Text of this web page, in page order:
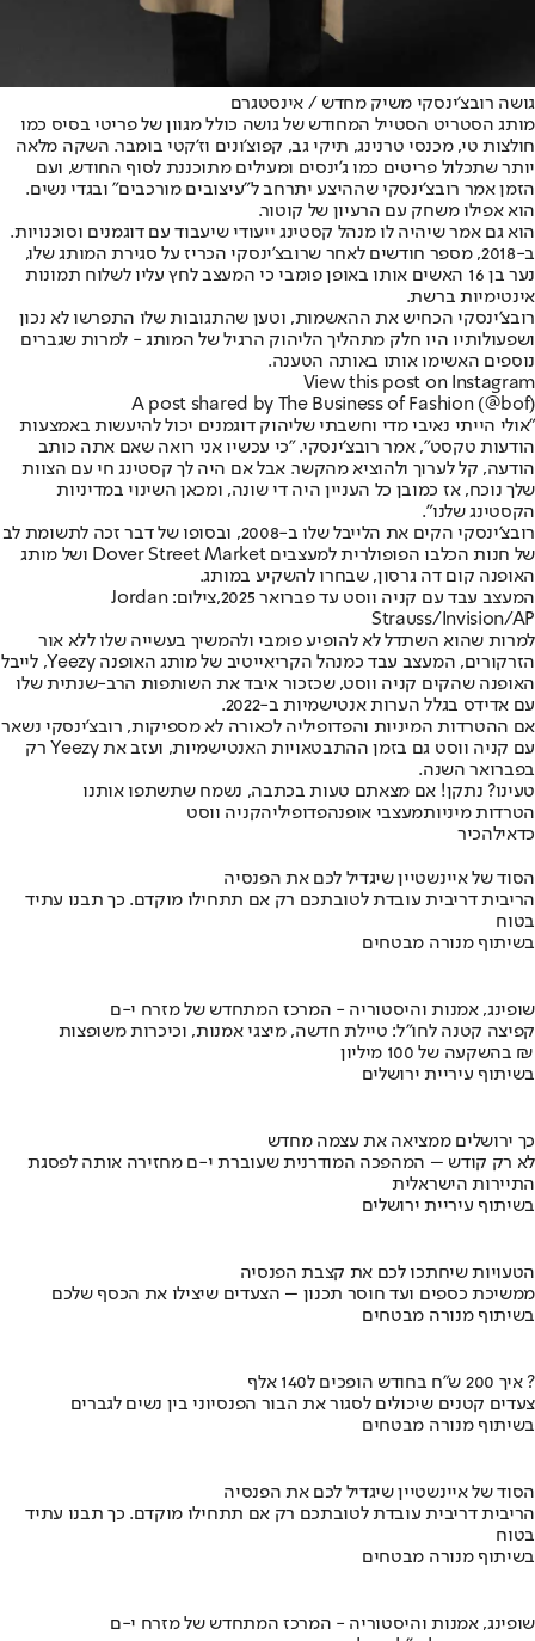
גושה רובצ'ינסקי משיק מחדש / אינסטגרם
מותג הסטריט הסטייל המחודש של גושה כולל מגוון של פריטי בסיס כמו
חולצות טי, מכנסי טרנינג, תיקי גב, קפוצ'ונים וז'קטי בומבר. השקה מלאה
יותר שתכלול פריטים כמו ג'ינסים ומעילים מתוכננת לסוף החודש, ועם
הזמן אמר רובצ'ינסקי שההיצע יתרחב ל"עיצובים מורכבים" ובגדי נשים.
הוא אפילו משחק עם הרעיון של קוטור.
הוא גם אמר שיהיה לו מנהל קסטינג ייעודי שיעבוד עם דוגמנים וסוכנויות.
ב-2018, מספר חודשים לאחר שרובצ'ינסקי הכריז על סגירת המותג שלו,
נער בן 16 האשים אותו באופן פומבי כי המעצב לחץ עליו לשלוח תמונות
אינטימיות ברשת.
רובצ'ינסקי הכחיש את ההאשמות, וטען שהתגובות שלו התפרשו לא נכון
ושפעולותיו היו חלק מתהליך הליהוק הרגיל של המותג - למרות שגברים
נוספים האשימו אותו באותה הטענה.
View this post on Instagram
A post shared by The Business of Fashion (@bof)
"אולי הייתי נאיבי מדי וחשבתי שליהוק דוגמנים יכול להיעשות באמצעות
הודעות טקסט", אמר רובצ'ינסקי. "כי עכשיו אני רואה שאם אתה כותב
הודעה, קל לערוך ולהוציא מהקשר. אבל אם היה לך קסטינג חי עם הצוות
שלך נוכח, אז כמובן כל העניין היה די שונה, ומכאן השינוי במדיניות
הקסטינג שלנו".
רובצ'ינסקי הקים את הלייבל שלו ב-2008, ובסופו של דבר זכה לתשומת לב
של חנות הכלבו הפופולרית למעצבים Dover Street Market ושל מותג
האופנה קום דה גרסון, שבחרו להשקיע במותג.
המעצב עבד עם קניה ווסט עד פברואר 2025,צילום: Jordan
Strauss/Invision/AP
למרות שהוא השתדל לא להופיע פומבי ולהמשיך בעשייה שלו ללא אור
הזרקורים, המעצב עבד כמנהל הקריאייטיב של מותג האופנה Yeezy, לייבל
האופנה שהקים קניה ווסט, שכזכור איבד את השותפות הרב-שנתית שלו
עם אדידס בגלל הערות אנטישמיות ב-2022.
אם ההטרדות המיניות והפדופיליה לכאורה לא מספיקות, רובצ'ינסקי נשאר
עם קניה ווסט גם בזמן ההתבטאויות האנטישמיות, ועזב את Yeezy רק
בפברואר השנה.
טעינו? נתקן! אם מצאתם טעות בכתבה, נשמח שתשתפו אותנו
הטרדות מיניותמעצבי אופנהפדופיליהקניה ווסט
כדאילהכיר
הסוד של איינשטיין שיגדיל לכם את הפנסיה
הריבית דריבית עובדת לטובתכם רק אם תתחילו מוקדם. כך תבנו עתיד
בטוח
בשיתוף מנורה מבטחים
שופינג, אמנות והיסטוריה - המרכז המתחדש של מזרח י-ם
קפיצה קטנה לחו"ל: טיילת חדשה, מיצגי אמנות, וכיכרות משופצות
בהשקעה של 100 מיליון ₪
בשיתוף עיריית ירושלים
כך ירושלים ממציאה את עצמה מחדש
לא רק קודש – המהפכה המודרנית שעוברת י-ם מחזירה אותה לפסגת
התיירות הישראלית
בשיתוף עיריית ירושלים
הטעויות שיחתכו לכם את קצבת הפנסיה
ממשיכת כספים ועד חוסר תכנון – הצעדים שיצילו את הכסף שלכם
בשיתוף מנורה מבטחים
איך 200 ש"ח בחודש הופכים ל140 אלף ?
צעדים קטנים שיכולים לסגור את הבור הפנסיוני בין נשים לגברים
בשיתוף מנורה מבטחים
הסוד של איינשטיין שיגדיל לכם את הפנסיה
הריבית דריבית עובדת לטובתכם רק אם תתחילו מוקדם. כך תבנו עתיד
בטוח
בשיתוף מנורה מבטחים
שופינג, אמנות והיסטוריה - המרכז המתחדש של מזרח י-ם